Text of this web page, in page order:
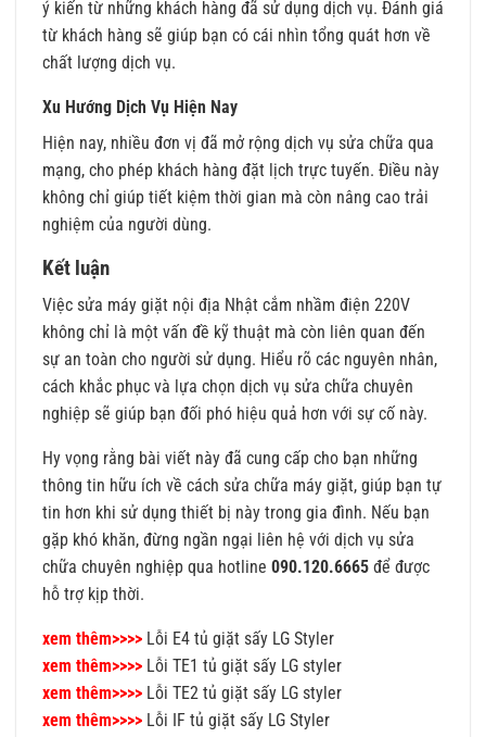
ý kiến từ những khách hàng đã sử dụng dịch vụ. Đánh giá
từ khách hàng sẽ giúp bạn có cái nhìn tổng quát hơn về
chất lượng dịch vụ.
Xu Hướng Dịch Vụ Hiện Nay
Hiện nay, nhiều đơn vị đã mở rộng dịch vụ sửa chữa qua
mạng, cho phép khách hàng đặt lịch trực tuyến. Điều này
không chỉ giúp tiết kiệm thời gian mà còn nâng cao trải
nghiệm của người dùng.
Kết luận
Việc sửa máy giặt nội địa Nhật cắm nhầm điện 220V
không chỉ là một vấn đề kỹ thuật mà còn liên quan đến
sự an toàn cho người sử dụng. Hiểu rõ các nguyên nhân,
cách khắc phục và lựa chọn dịch vụ sửa chữa chuyên
nghiệp sẽ giúp bạn đối phó hiệu quả hơn với sự cố này.
Hy vọng rằng bài viết này đã cung cấp cho bạn những
thông tin hữu ích về cách sửa chữa máy giặt, giúp bạn tự
tin hơn khi sử dụng thiết bị này trong gia đình. Nếu bạn
gặp khó khăn, đừng ngần ngại liên hệ với dịch vụ sửa
chữa chuyên nghiệp qua hotline 090.120.6665 để được
hỗ trợ kịp thời.
xem thêm>>>> Lỗi E4 tủ giặt sấy LG Styler
xem thêm>>>> Lỗi TE1 tủ giặt sấy LG styler
xem thêm>>>> Lỗi TE2 tủ giặt sấy LG styler
xem thêm>>>> Lỗi IF tủ giặt sấy LG Styler